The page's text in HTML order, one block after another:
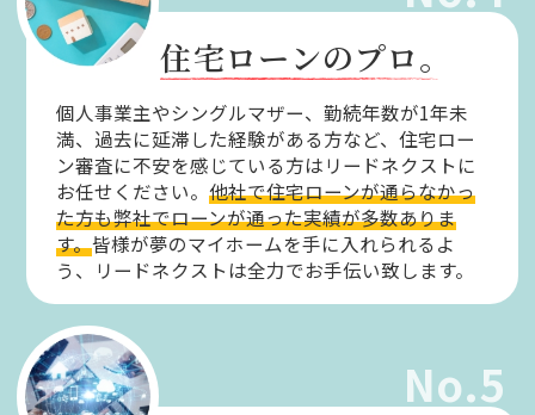
住宅ローンのプロ。
個人事業主やシングルマザー、勤続年数が1年未
満、過去に延滞した経験がある方など、住宅ロー
ン審査に不安を感じている方はリードネクストに
お任せください。他社で住宅ローンが通らなかっ
た方も弊社でローンが通った実績が多数ありま
す。皆様が夢のマイホームを手に入れられるよ
う、リードネクストは全力でお手伝い致します。
No.5